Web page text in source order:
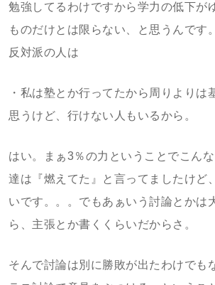
勉強してるわけですから学力の低下が
ものだけとは限らない、と思うんです
反対派の人は
・私は塾とか行ってたから周りよりは
思うけど、行けない人もいるから。
はい。まぁ3％の力ということでこん
達は『燃えてた』と言ってましたけど
いです。。。でもあぁいう討論とかは
ら、主張とか書くくらいだからさ。
そんで討論は別に勝敗が出たわけでも